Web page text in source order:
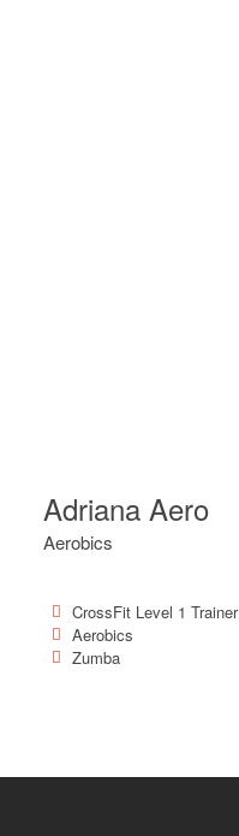
Adriana Aero
Aerobics
CrossFit Level 1 Trainer
Aerobics
Zumba